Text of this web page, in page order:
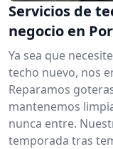
Servicios de
negocio en
Ya sea que
techo nuevo, nos
Reparamos
mantenemos
nunca entre.
temporada tras